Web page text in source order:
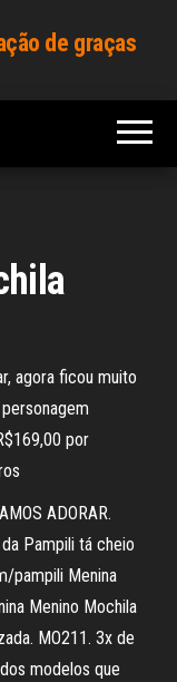
de graças
agora ficou muito
por
ADORAR.
Pampili tá cheio
pampili Menina
Menino Mochila
MO211. 3x de
modelos que